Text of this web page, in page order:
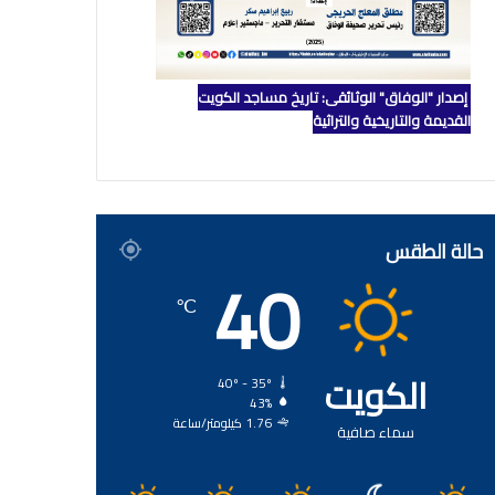
إصدار "الوفاق" الوثائقي: تاريخ مساجد الكويت
القديمة والتاريخية والتراثية
حالة الطقس
الكويت
سماء صافية
40
℃
43%
1.76 كيلومتر/ساعة